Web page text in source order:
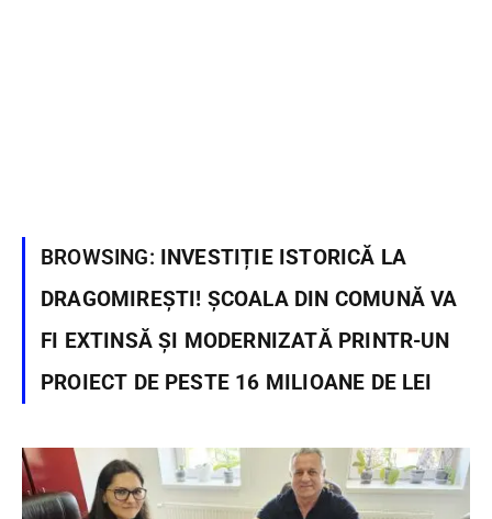
BROWSING: INVESTIȚIE ISTORICĂ LA
DRAGOMIREȘTI! ȘCOALA DIN COMUNĂ VA
FI EXTINSĂ ȘI MODERNIZATĂ PRINTR-UN
PROIECT DE PESTE 16 MILIOANE DE LEI